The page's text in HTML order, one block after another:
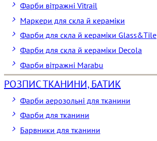
Фарби вітражні Vitrail
Маркери для скла й кераміки
Фарби для скла й кераміки Glass&Tile
Фарби для скла й кераміки Decola
Фарби вітражні Marabu
РОЗПИС ТКАНИНИ, БАТИК
Фарби аерозольні для тканини
Фарби для тканини
Барвники для тканини